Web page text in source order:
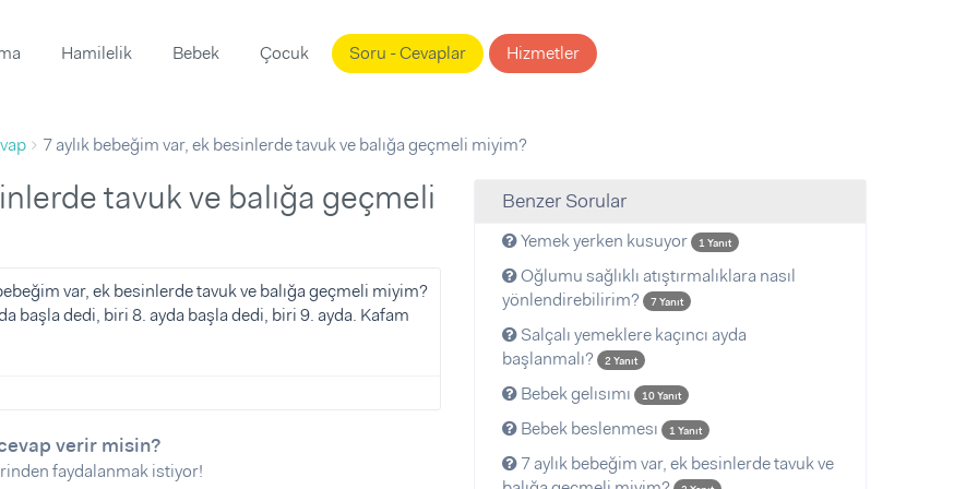
Hamilelik Bebek Çocuk Soru - Cevaplar Hizmetler
7 aylık bebeğim var, ek besinlerde tavuk ve balığa geçmeli miyim?
var, ek besinlerde tavuk ve balığa geçmeli miyim?
başla dedi, biri 8. ayda başla dedi, biri 9. ayda. Kafam
verir misin?
faydalanmak istiyor!
Benzer Sorular
Yemek yerken kusuyor 1 Yanıt
Oğlumu sağlıklı atıştırmalıklara nasıl
yönlendirebilirim?
7 Yanıt
Salçalı yemeklere kaçıncı ayda
başlanmalı?
2 Yanıt
Bebek gelısımı 10 Yanıt
Bebek beslenmesı 1 Yanıt
7 aylık bebeğim var, ek besinlerde tavuk ve